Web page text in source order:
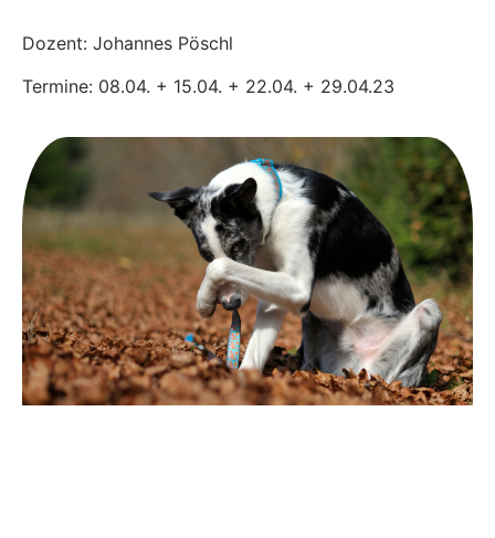
Dozent: Johannes Pöschl
Termine: 08.04. + 15.04. + 22.04. + 29.04.23